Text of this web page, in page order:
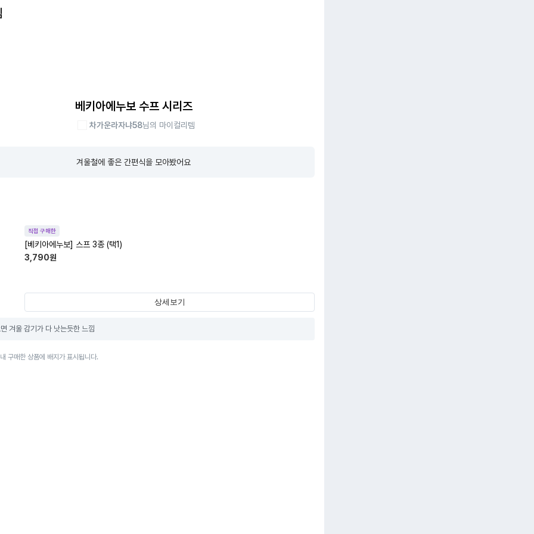
베키아에누보 수프 시리즈
차가운라자냐58님의 마이컬리템
겨울철에 좋은 간편식을 모아봤어요
직접 구매한
[베키아에누보] 스프 3종 (택1)
3,790원
상세보기
겨울 감기가 다 낫는듯한 느낌
구매한 상품에 배지가 표시됩니다.